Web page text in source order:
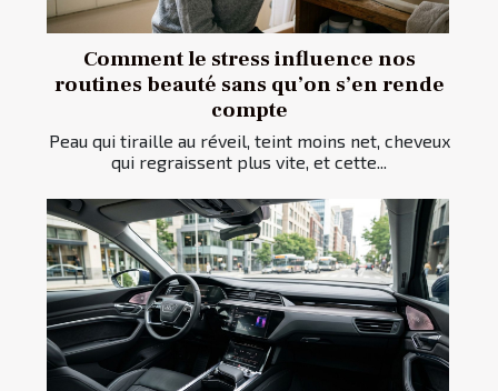
Comment le stress influence nos
routines beauté sans qu’on s’en rende
compte
Peau qui tiraille au réveil, teint moins net, cheveux
qui regraissent plus vite, et cette...